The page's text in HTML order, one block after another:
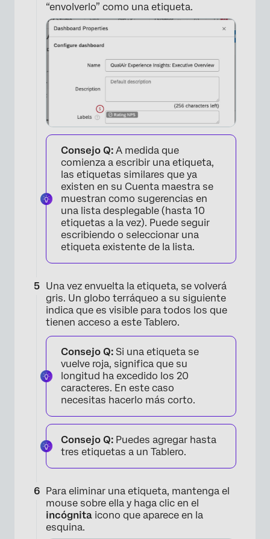
×
“envolverlo” como una etiqueta.
Consejo Q: A medida que
comienza a escribir una etiqueta,
las etiquetas similares que ya
existen en su Cuenta maestra se
muestran como sugerencias en
una lista desplegable (hasta 10
etiquetas a la vez). Puede seguir
escribiendo o seleccionar una
etiqueta existente de la lista.
Una vez envuelta la etiqueta, se volverá
gris. Un globo terráqueo a su siguiente
indica que es visible para todos los que
tienen acceso a este Tablero.
Consejo Q: Si una etiqueta se
vuelve roja, significa que su
longitud ha excedido los 20
caracteres. En este caso
necesitas hacerlo más corto.
Consejo Q: Puedes agregar hasta
tres etiquetas a un Tablero.
Para eliminar una etiqueta, mantenga el
mouse sobre ella y haga clic en el
incógnita icono que aparece en la
esquina.